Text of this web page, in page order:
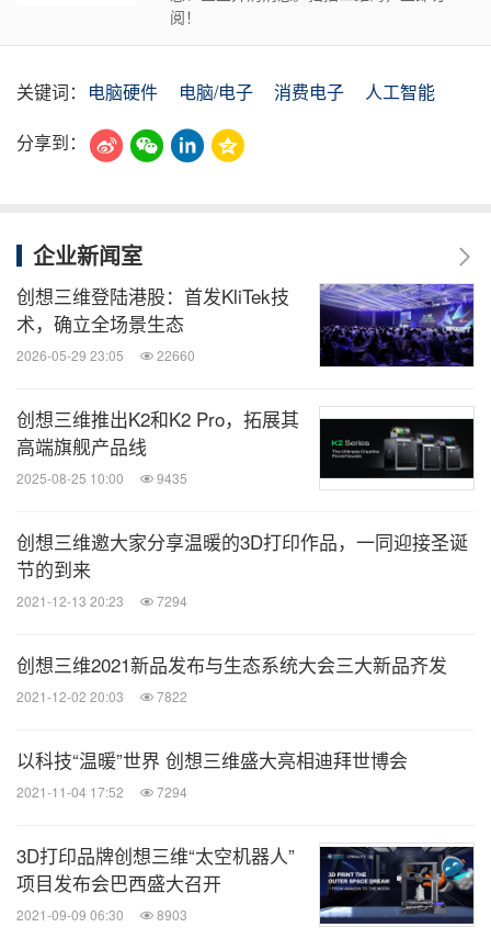
阅！
关键词： 电脑硬件 电脑/电子 消费电子
人工智能
分享到：
企业新闻室
创想三维登陆港股：首发KliTek技
术，确立全场景生态
2026-05-29 23:05 22660
创想三维推出K2和K2 Pro，拓展其
高端旗舰产品线
2025-08-25 10:00 9435
创想三维邀大家分享温暖的3D打印作品，一同迎接圣诞
节的到来
2021-12-13 20:23 7294
创想三维2021新品发布与生态系统大会三大新品齐发
2021-12-02 20:03 7822
以科技“温暖”世界 创想三维盛大亮相迪拜世博会
2021-11-04 17:52 7294
3D打印品牌创想三维“太空机器人”
项目发布会巴西盛大召开
2021-09-09 06:30 8903